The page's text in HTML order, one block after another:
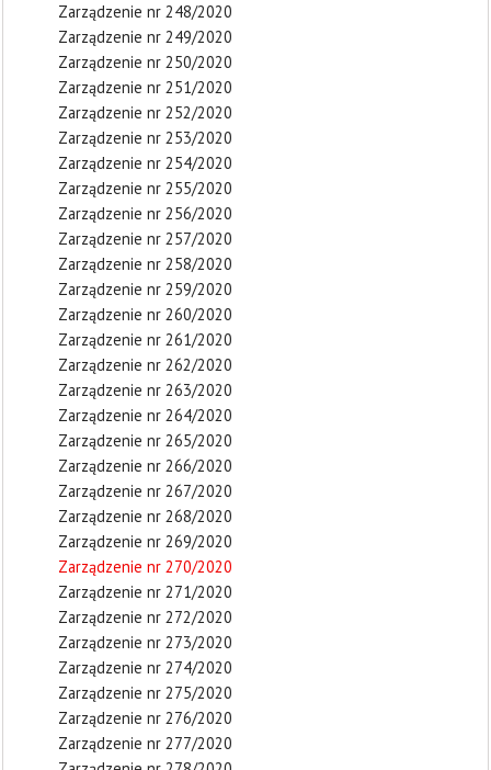
Zarządzenie nr 248/2020
Zarządzenie nr 249/2020
Zarządzenie nr 250/2020
Zarządzenie nr 251/2020
Zarządzenie nr 252/2020
Zarządzenie nr 253/2020
Zarządzenie nr 254/2020
Zarządzenie nr 255/2020
Zarządzenie nr 256/2020
Zarządzenie nr 257/2020
Zarządzenie nr 258/2020
Zarządzenie nr 259/2020
Zarządzenie nr 260/2020
Zarządzenie nr 261/2020
Zarządzenie nr 262/2020
Zarządzenie nr 263/2020
Zarządzenie nr 264/2020
Zarządzenie nr 265/2020
Zarządzenie nr 266/2020
Zarządzenie nr 267/2020
Zarządzenie nr 268/2020
Zarządzenie nr 269/2020
Zarządzenie nr 270/2020
Zarządzenie nr 271/2020
Zarządzenie nr 272/2020
Zarządzenie nr 273/2020
Zarządzenie nr 274/2020
Zarządzenie nr 275/2020
Zarządzenie nr 276/2020
Zarządzenie nr 277/2020